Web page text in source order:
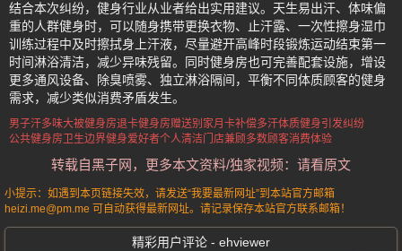
结合本次纠纷，健身行业从业者给出实用建议。天生易出汗、体味偏
重的人群健身时，可以随身携带更换衣物、止汗露、一次性擦身湿巾
训练过程中及时擦拭身上汗液，尽量避开高峰时段锻炼运动结束第一
时间淋浴清洁，减少异味残留。同时健身房也可完善配套设施，增设
更多通风设备、除臭喷雾、独立淋浴隔间，平衡不同体质顾客的健身
需求，减少类似消费矛盾发生。
男子汗多味大被健身房退卡健身房赠送别家月卡补偿多汗体质健身引发纠纷
公共健身房卫生边界健身爱好者个人清洁门店兼顾多数顾客消费体验
转载自黑子网，更多本文资料/独家视频：请看原文
小提示：如遇到本页链接失效，请发送“我要最新网址”到本站官方邮箱
heizi.me@pm.me 可自动获得最新网址。请记录保存本站官方联系邮箱！
精彩用户评论 - ehviewer